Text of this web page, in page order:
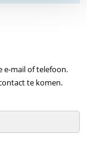
e-mail of telefoon.
te komen.